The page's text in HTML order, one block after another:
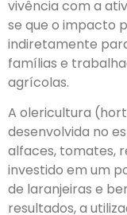
vivência com a
se que o impacto
indiretamente
famílias e
agrícolas.
A olericultura
desenvolvida no
alfaces, tomates,
investido em um
de laranjeiras e
resultados, a